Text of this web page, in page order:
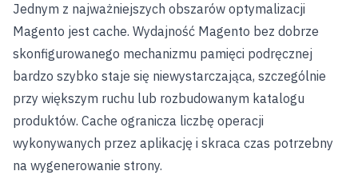
Jednym z najważniejszych obszarów optymalizacji
Magento jest cache. Wydajność Magento bez dobrze
skonfigurowanego mechanizmu pamięci podręcznej
bardzo szybko staje się niewystarczająca, szczególnie
przy większym ruchu lub rozbudowanym katalogu
produktów. Cache ogranicza liczbę operacji
wykonywanych przez aplikację i skraca czas potrzebny
na wygenerowanie strony.